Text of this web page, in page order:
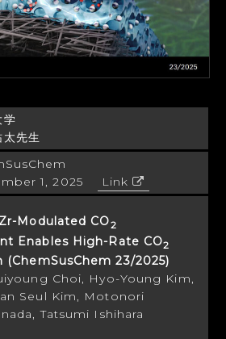
学
先生
1, 2025
Link
Modulated CO2
Enables High-Rate CO2
23/2025)
Choi, Hyo-Young Kim,
Seul Kim, Motonori
Tatsumi Ishihara